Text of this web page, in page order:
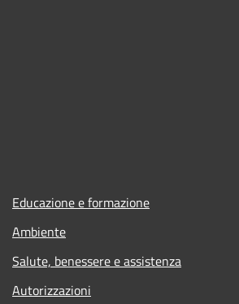
Educazione e formazione
Ambiente
Salute, benessere e assistenza
Autorizzazioni